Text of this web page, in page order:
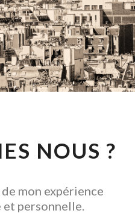
EN
L' ACQUISITION
NOUS ?
mon expérience
personnelle.